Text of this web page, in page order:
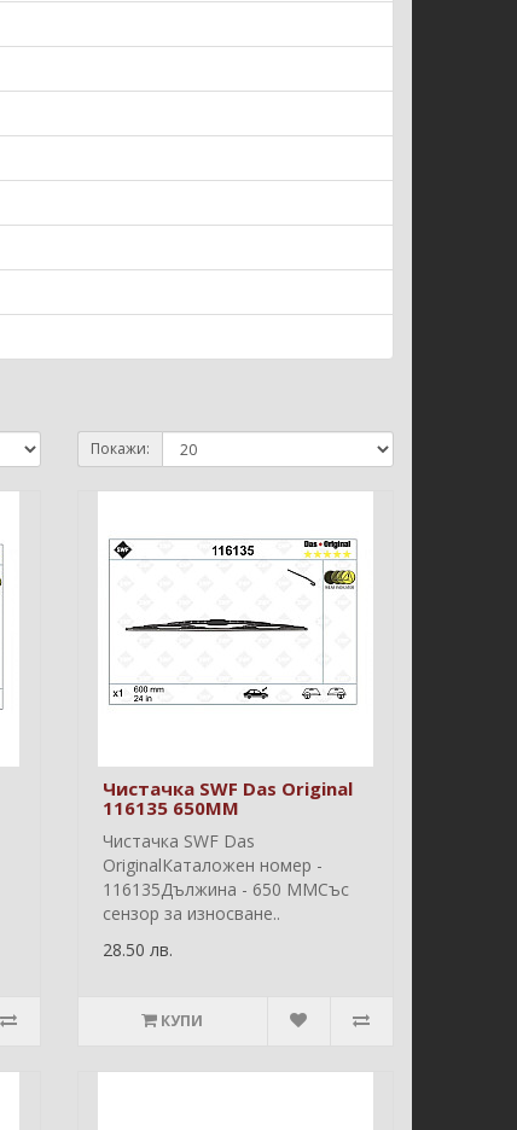
Покажи:
Чистачка SWF Das Original
116135 650MM
Чистачка SWF Das
OriginalКаталожен номер -
116135Дължина - 650 ММСъс
сензор за износване..
28.50 лв.
КУПИ